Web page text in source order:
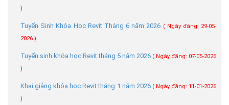
)
Tuyển Sinh Khóa Học Revit Tháng 6 năm 2026 ( Ngày đăng: 29-05-
2026 )
Tuyển sinh khóa học Revit tháng 5 năm 2026 ( Ngày đăng: 07-05-2026
)
Khai giảng khóa học Revit tháng 1 năm 2026 ( Ngày đăng: 11-01-2026
)